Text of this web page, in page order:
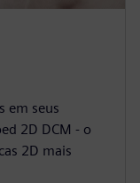
em seus
2D DCM - o
2D mais